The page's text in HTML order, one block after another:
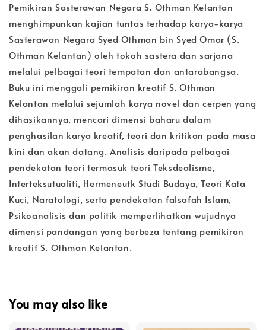
Pemikiran Sasterawan Negara S. Othman Kelantan
menghimpunkan kajian tuntas terhadap karya-karya
Sasterawan Negara Syed Othman bin Syed Omar (S.
Othman Kelantan) oleh tokoh sastera dan sarjana
melalui pelbagai teori tempatan dan antarabangsa.
Buku ini menggali pemikiran kreatif S. Othman
Kelantan melalui sejumlah karya novel dan cerpen yang
dihasikannya, mencari dimensi baharu dalam
penghasilan karya kreatif, teori dan kritikan pada masa
kini dan akan datang. Analisis daripada pelbagai
pendekatan teori termasuk teori Teksdealisme,
Interteksutualiti, Hermeneutk Studi Budaya, Teori Kata
Kuci, Naratologi, serta pendekatan falsafah Islam,
Psikoanalisis dan politik memperlihatkan wujudnya
dimensi pandangan yang berbeza tentang pemikiran
kreatif S. Othman Kelantan.
You may also like